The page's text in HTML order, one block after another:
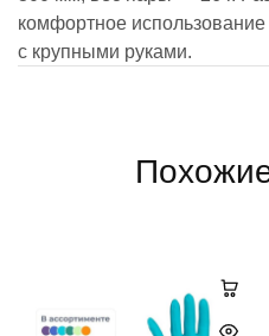
комфортное
с крупными руками.